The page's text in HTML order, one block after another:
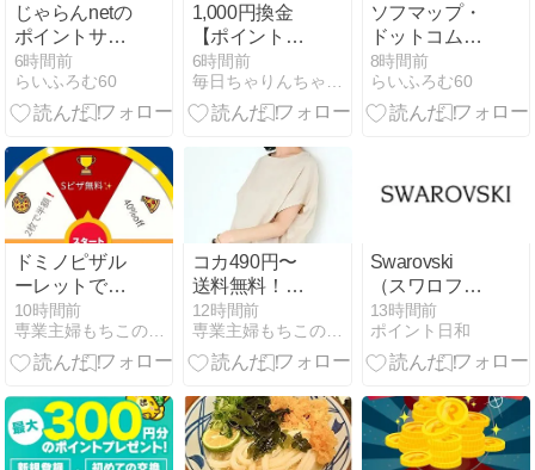
じゃらんnetの
ポイントサイ
トランキング
｜一番お得な
経由方法
最新】
6時間前
らいふろむ60
1,000円換金
【ポイントイ
ンカムでポイ
活】15万稼い
だポイントサ
6時間前
毎日ちゃりんちゃりん
ソフマップ・
ドットコム
（Sofmap.com）
のポイントサ
イトランキン
最新】
8時間前
らいふろむ60
ドミノピザル
ーレットでS
ピザ無料クー
ポン当たる！
10時間前
専業主婦もちこのお得活動&節約ブログ
コカ490円〜
送料無料！！
さらに本日限
定20%オフク
ーポンも！
12時間前
専業主婦もちこのお得活動&節約ブログ
Swarovski
（スワロフス
キー）のポイ
ントサイト経
由の還元比較
13時間前
ポイント日和